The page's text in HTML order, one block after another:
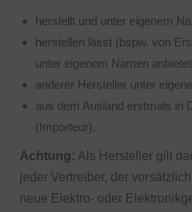
herstellt und unter eigenem
herstellen lässt (bspw. von
unter eigenem Namen
anderer Hersteller unter
aus dem Ausland erstmals in
(Importeur).
Achtung: Als Hersteller gilt
jeder Vertreiber, der
neue Elektro- oder